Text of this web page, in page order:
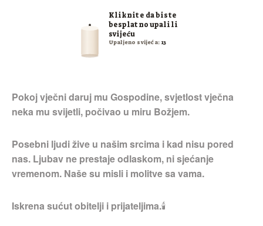
Kliknite da biste
besplatno upalili
svijeću
Upaljeno svijeća: 13
Pokoj vječni daruj mu Gospodine, svjetlost vječna
neka mu svijetli, počivao u miru Božjem.
Posebni ljudi žive u našim srcima i kad nisu pored
nas. Ljubav ne prestaje odlaskom, ni sjećanje
vremenom. Naše su misli i molitve sa vama.
Iskrena sućut obitelji i prijateljima.🕯